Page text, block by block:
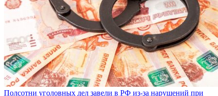
Полсотни уголовных дел завели в РФ из-за нарушений при